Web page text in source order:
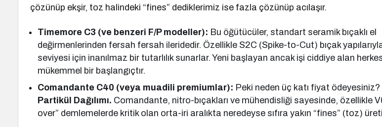
çözünüp ekşir, toz halindeki “fines” dediklerimiz ise fazla çözünüp acılaşır.
Timemore C3 (ve benzeri F/P modeller): Bu öğütücüler, standart seramik bıçaklı el
değirmenlerinden fersah fersah ileridedir. Özellikle S2C (Spike-to-Cut) bıçak
seviyesi için inanılmaz bir tutarlılık sunarlar. Yeni başlayan ancak işi ciddiye alan
mükemmel bir başlangıçtır.
Comandante C40 (veya muadili premiumlar): Peki neden üç katı fiyat ödeyesiniz?
Partikül Dağılımı. Comandante, nitro-bıçakları ve mühendisliği sayesinde, özellikle
over” demlemelerde kritik olan orta-iri aralıkta neredeyse sıfıra yakın “fines” (toz)